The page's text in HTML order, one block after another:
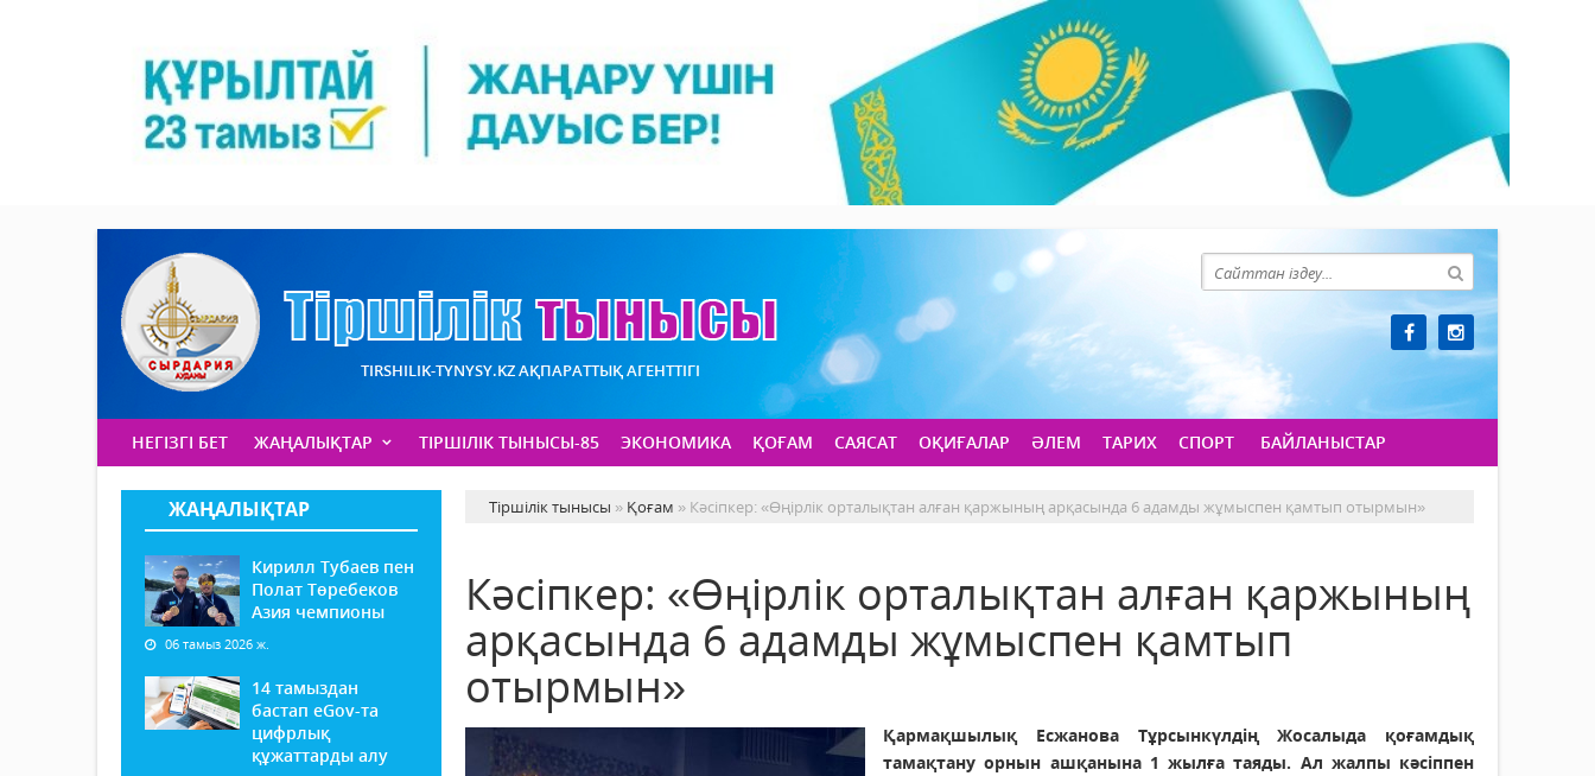
TIRSHILIK-TYNYSY.KZ АҚПАРАТТЫҚ АГЕНТТІГІ
НЕГІЗГІ БЕТ ЖАҢАЛЫҚТАР ТІРШІЛІК ТЫНЫСЫ-85 ЭКОНОМИКА ҚОҒАМ САЯСАТ ОҚИҒАЛАР ӘЛЕМ ТАРИХ СПОРТ БАЙЛАНЫСТАР
ЖАҢАЛЫҚТАР
Кирилл Тубаев пен
Полат Төребеков
Азия чемпионы
06 тамыз 2026 ж.
14 тамыздан
бастап еGov-та
цифрлық
құжаттарды алу
Тіршілік тынысы » Қоғам » Кәсіпкер: «Өңірлік орталықтан алған қаржының арқасында 6 адамды жұмыспен қамтып отырмын»
Кәсіпкер: «Өңірлік орталықтан алған қаржының
арқасында 6 адамды жұмыспен қамтып
отырмын»
Қармақшылық Есжанова Тұрсынкүлдің Жосалыда қоғамдық
тамақтану орнын ашқанына 1 жылға таяды. Ал жалпы кәсіппен